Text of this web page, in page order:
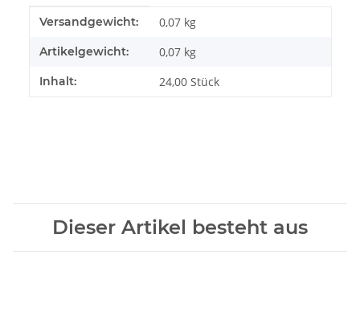
Produkteigenschaft
Wert
Versandgewicht: 0,07 kg
Artikelgewicht: 0,07 kg
Inhalt: 24,00 Stück
Dieser Artikel besteht aus